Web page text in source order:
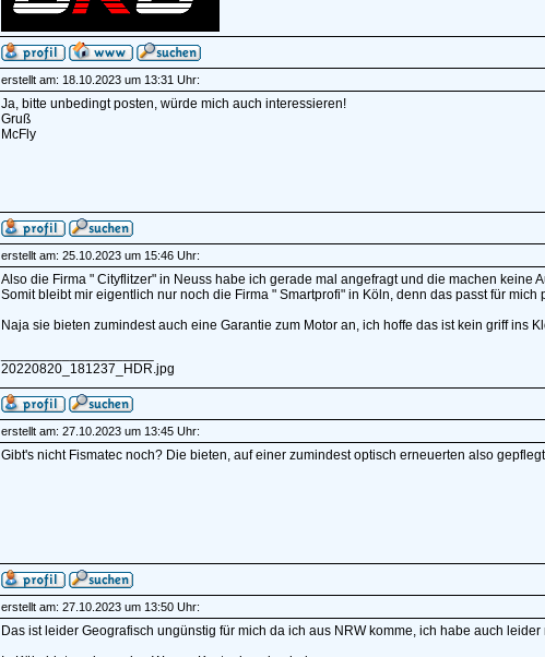
erstellt am: 18.10.2023 um 13:31 Uhr:
Ja, bitte unbedingt posten, würde mich auch interessieren!
Gruß
McFly
erstellt am: 25.10.2023 um 15:46 Uhr:
Also die Firma " Cityflitzer" in Neuss habe ich gerade mal angefragt und die machen
Somit bleibt mir eigentlich nur noch die Firma " Smartprofi" in Köln, denn das passt für
Naja sie bieten zumindest auch eine Garantie zum Motor an, ich hoffe das ist kein griff ins
20220820_181237_HDR.jpg
erstellt am: 27.10.2023 um 13:45 Uhr:
Gibt's nicht Fismatec noch? Die bieten, auf einer zumindest optisch erneuerten also
erstellt am: 27.10.2023 um 13:50 Uhr:
Das ist leider Geografisch ungünstig für mich da ich aus NRW komme, ich habe auch